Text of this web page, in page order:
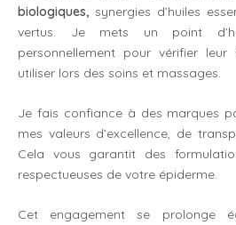
biologiques, synergies d’huiles
vertus. Je mets un point
personnellement pour vérifier
utiliser lors des soins et massages.
Je fais confiance à des marques
mes valeurs d’excellence, de
Cela vous garantit des
respectueuses de votre épiderme.
Cet engagement se prolonge